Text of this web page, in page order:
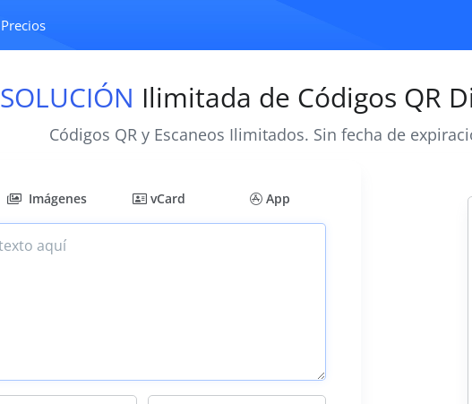
Precios
SOLUCIÓN Ilimitada de Códigos QR
Códigos QR y Escaneos Ilimitados. Sin fecha de
Imágenes vCard App